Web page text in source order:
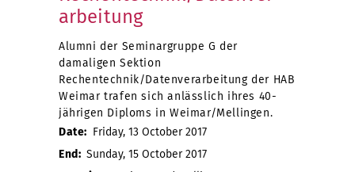
arbeitung
Alumni der Seminargruppe G der
damaligen Sektion
Rechentechnik/Datenverarbeitung der HAB
Weimar trafen sich anlässlich ihres 40-
jährigen Diploms in Weimar/Mellingen.
Date: Friday, 13 October 2017
End: Sunday, 15 October 2017